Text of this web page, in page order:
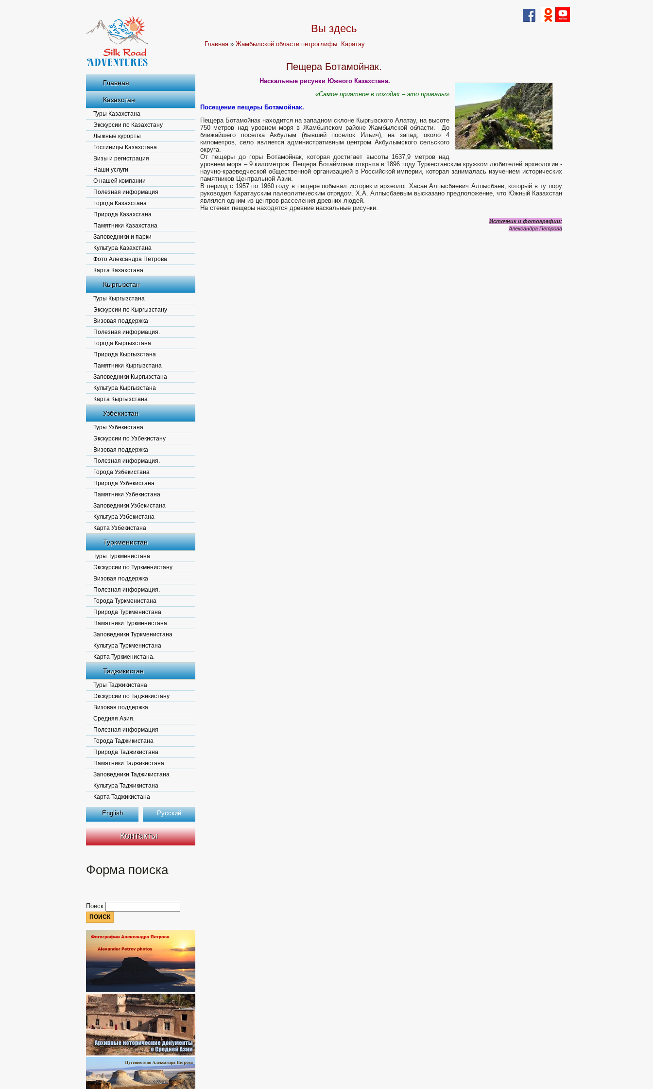
Главная
Казахстан
Туры Казахстана
Экскурсии по Казахстану
Лыжные курорты
Гостиницы Казахстана
Визы и регистрация
Наши услуги
О нашей компании
Полезная информация
Города Казахстана
Природа Казахстана
Памятники Казахстана
Заповедники и парки
Культура Казахстана
Фото Александра Петрова
Карта Казахстана
Кыргызстан
Туры Кыргызстана
Экскурсии по Кыргызстану
Визовая поддержка
Полезная информация.
Города Кыргызстана
Природа Кыргызстана
Памятники Кыргызстана
Заповедники Кыргызстана
Культура Кыргызстана
Карта Кыргызстана
Узбекистан
Туры Узбекистана
Экскурсии по Узбекистану
Визовая поддержка
Полезная информация.
Города Узбекистана
Природа Узбекистана
Памятники Узбекистана
Заповедники Узбекистана
Культура Узбекистана
Карта Узбекистана
Туркменистан
Туры Туркменистана
Экскурсии по Туркменистану
Визовая поддержка
Полезная информация.
Города Туркменистана
Природа Туркменистана
Памятники Туркменистана
Заповедники Туркменистана
Культура Туркменистана
Карта Туркменистана.
Таджикистан
Туры Таджикистана
Экскурсии по Таджикистану
Визовая поддержка
Средняя Азия.
Полезная информация
Города Таджикистана
Природа Таджикистана
Памятники Таджикистана
Заповедники Таджикистана
Культура Таджикистана
Карта Таджикистана
English Русский
Контакты
Форма поиска
Поиск
Вы здесь
Главная »Жамбылской области петроглифы. Каратау.
Пещера Ботамойнак.
Наскальные рисунки Южного Казахстана.
«Самое приятное в походах – это привалы»
Посещение пещеры Ботамойнак.
Пещера Ботамойнак находится на западном склоне Кыргызского Алатау, на высоте
750 метров над уровнем моря в Жамбылском районе Жамбылской области. До
ближайшего поселка Акбулым (бывший поселок Ильич), на запад, около 4
километров, село является административным центром Акбулымского сельского
округа.
От пещеры до горы Ботамойнак, которая достигает высоты 1637,9 метров над
уровнем моря – 9 километров. Пещера Ботаймонак открыта в 1896 году Туркестанским кружком любителей археологии -
научно-краеведческой общественной организацией в Российской империи, которая занималась изучением исторических
памятников Центральной Азии.
В период с 1957 по 1960 году в пещере побывал историк и археолог Хасан Алпысбаевич Алпысбаев, который в ту пору
руководил Каратауским палеолитическим отрядом. Х,А. Алпысбаевым высказано предположение, что Южный Казахстан
являлся одним из центров расселения древних людей.
На стенах пещеры находятся древние наскальные рисунки.
Источник и фотографии:
Александра Петрова